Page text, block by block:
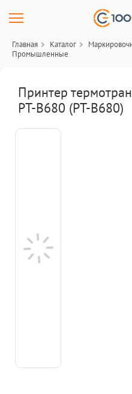
Главная Каталог
Промышленные
Принтер
PT-B680 (PT-B680)